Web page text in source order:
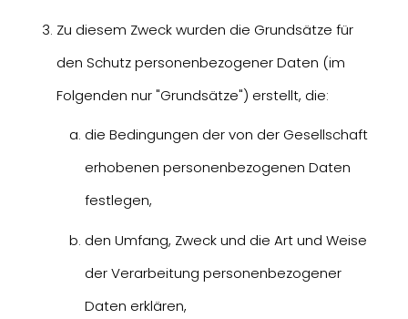
Zu diesem Zweck wurden die Grundsätze für
den Schutz personenbezogener Daten (im
Folgenden nur "Grundsätze") erstellt, die:
die Bedingungen der von der Gesellschaft
erhobenen personenbezogenen Daten
festlegen,
den Umfang, Zweck und die Art und Weise
der Verarbeitung personenbezogener
Daten erklären,